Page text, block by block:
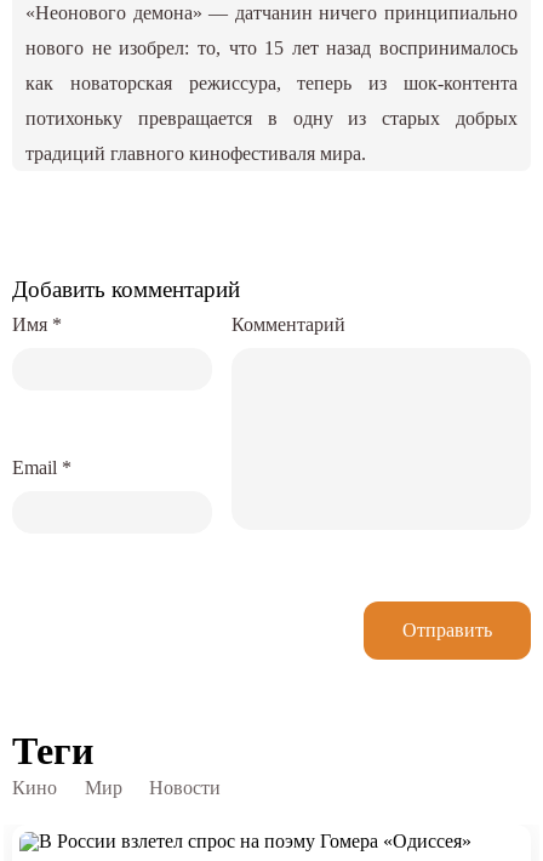
«Неонового демона» — датчанин ничего принципиально
нового не изобрел: то, что 15 лет назад воспринималось
как новаторская режиссура, теперь из шок-контента
потихоньку превращается в одну из старых добрых
традиций главного кинофестиваля мира.
Добавить комментарий
Комментарий
Имя *
Email *
Отправить
Теги
Кино Мир Новости